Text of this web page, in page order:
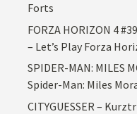
Forts
FORZA HORIZON 4
– Let’s Play Forza
SPIDER-MAN: MILES
Spider-Man: Miles
CITYGUESSER –